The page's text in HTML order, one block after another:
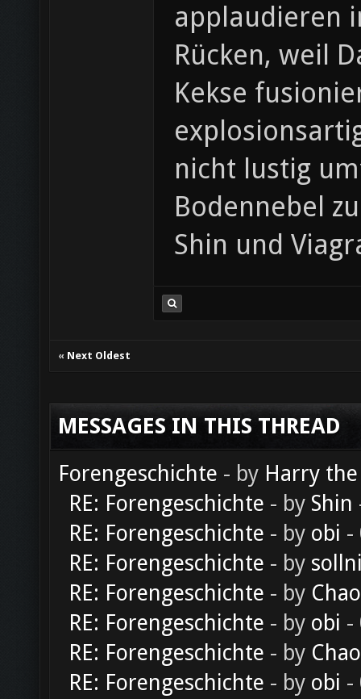
applaudieren
Rücken, weil
Kekse
nicht lustig
Bodennebel
Shin und
« Next Oldest
MESSAGES IN THIS THREAD
Forengeschichte - by Harry
RE: Forengeschichte - by Shin
RE: Forengeschichte - by obi -
RE: Forengeschichte - by
RE: Forengeschichte - by
RE: Forengeschichte - by obi -
RE: Forengeschichte - by
RE: Forengeschichte - by obi -